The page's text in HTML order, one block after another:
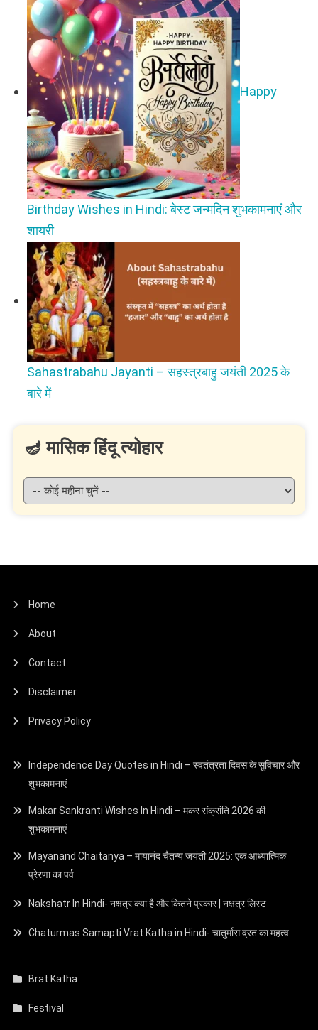
Happy
Birthday Wishes in Hindi: बेस्ट जन्मदिन शुभकामनाएं और
शायरी
Sahastrabahu Jayanti – सहस्त्रबाहु जयंती 2025 के
बारे में
🪔 मासिक हिंदू त्योहार
Home
About
Contact
Disclaimer
Privacy Policy
Independence Day Quotes in Hindi – स्वतंत्रता दिवस के सुविचार और
शुभकामनाएं
Makar Sankranti Wishes In Hindi – मकर संक्रांति 2026 की
शुभकामनाएं
Mayanand Chaitanya – मायानंद चैतन्य जयंती 2025: एक आध्यात्मिक
प्रेरणा का पर्व
Nakshatr In Hindi- नक्षत्र क्या है और कितने प्रकार | नक्षत्र लिस्ट
Chaturmas Samapti Vrat Katha in Hindi- चातुर्मास व्रत का महत्व
Brat Katha
Festival